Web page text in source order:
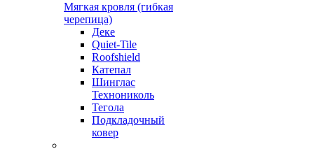
Мягкая кровля (гибкая
черепица)
Деке
Quiet-Tile
Roofshield
Катепал
Шинглас
Технониколь
Тегола
Подкладочный
ковер